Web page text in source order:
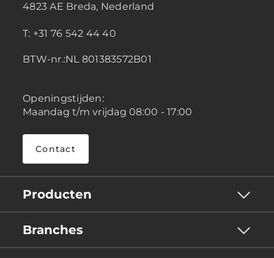
4823 AE Breda, Nederland
T: +31 76 542 44 40
BTW-nr.:NL 801383572B01
Openingstijden:
Maandag t/m vrijdag 08:00 - 17:00
Contact
Producten
Branches